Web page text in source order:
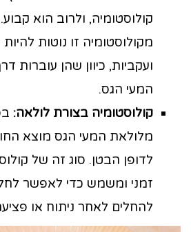
קולוסטומיה, ולרוב הוא
מקולוסטומיה זו נוטות
ועקביות, כיוון שהן עוברות
המעי הגס.
קולוסטומיה בצורת לולאה:
מלולאת המעי הגס מוצא
לדופן הבטן. סוג זה של
זמני ומשמש כדי לאפשר
להחלים לאחר ניתוח או